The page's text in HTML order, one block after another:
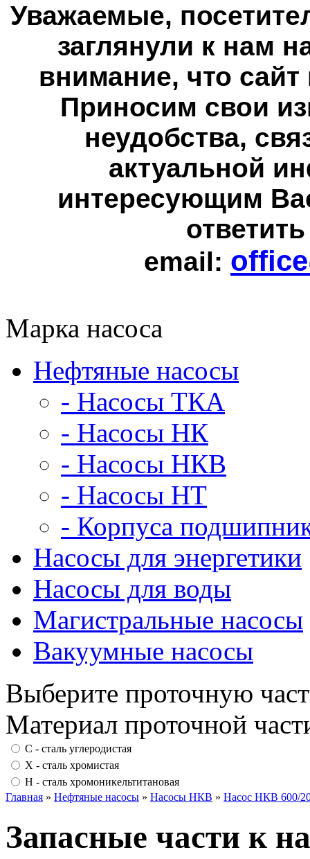
Уважаемые,
заглянули к нам
внимание, что сайт
Приносим свои
неудобства,
актуальной
интересующим
email:
Марка насоса
Нефтяные насосы
- Насосы ТКА
- Насосы НК
- Насосы НКВ
- Насосы НТ
- Корпуса
Насосы для энергетики
Насосы для воды
Магистральные насосы
Вакуумные насосы
Выберите проточную
Материал проточной
С - сталь углеродистая
Х - сталь хромистая
Н - сталь хромоникельтитановая
Главная » Нефтяные насосы » Насосы НКВ » Насос НКВ 600/
Запасные части к